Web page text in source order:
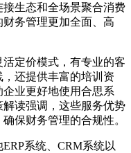
生态和全场景聚合消费
务管理更加全面、高
定价模式，有专业的客
还提供丰富的培训资
业更好地使用合思系
读强调，这些服务优势
保财务管理的合规性。
系统、CRM系统以